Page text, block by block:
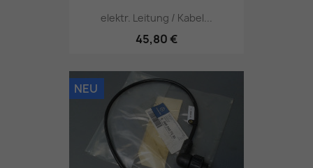
elektr. Leitung / Kabel...
45,80 €
NEU